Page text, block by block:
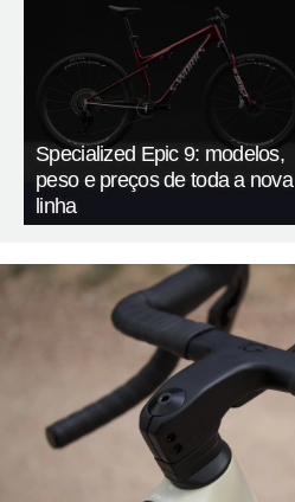
Specialized Epic 9: modelos,
peso e preços de toda a nova
linha